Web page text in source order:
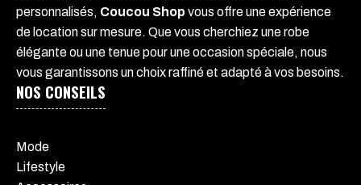
personnalisés, Coucou Shop vous offre une expérience
de location sur mesure. Que vous cherchiez une robe
élégante ou une tenue pour une occasion spéciale, nous
vous garantissons un choix raffiné et adapté à vos besoins.
NOS CONSEILS
Mode
Lifestyle